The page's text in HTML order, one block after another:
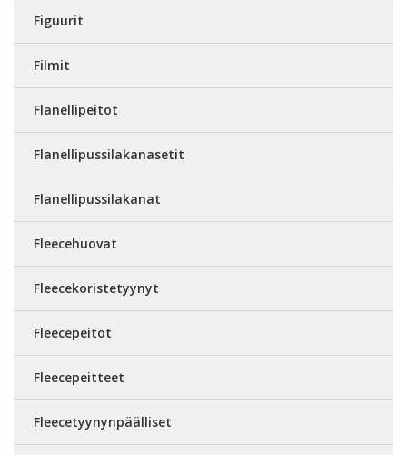
Figuurit
Filmit
Flanellipeitot
Flanellipussilakanasetit
Flanellipussilakanat
Fleecehuovat
Fleecekoristetyynyt
Fleecepeitot
Fleecepeitteet
Fleecetyynynpäälliset